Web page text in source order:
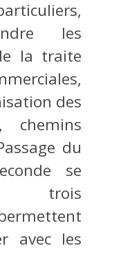
les
la traite
des
chemins
du
se
trois
avec les